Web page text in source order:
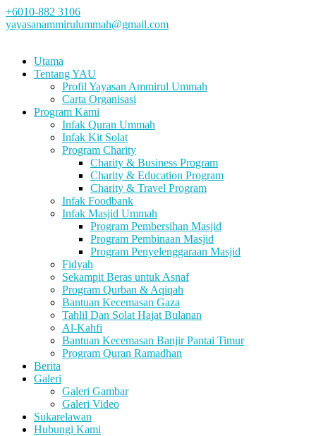
+6010-882 3106
yayasanammirulummah@gmail.com
Utama
Tentang YAU
Profil Yayasan Ammirul Ummah
Carta Organisasi
Program Kami
Infak Quran Ummah
Infak Kit Solat
Program Charity
Charity & Business Program
Charity & Education Program
Charity & Travel Program
Infak Foodbank
Infak Masjid Ummah
Program Pembersihan Masjid
Program Pembinaan Masjid
Program Penyelenggaraan Masjid
Fidyah
Sekampit Beras untuk Asnaf
Program Qurban & Aqiqah
Bantuan Kecemasan Gaza
Tahlil Dan Solat Hajat Bulanan
Al-Kahfi
Bantuan Kecemasan Banjir Pantai Timur
Program Quran Ramadhan
Berita
Galeri
Galeri Gambar
Galeri Video
Sukarelawan
Hubungi Kami